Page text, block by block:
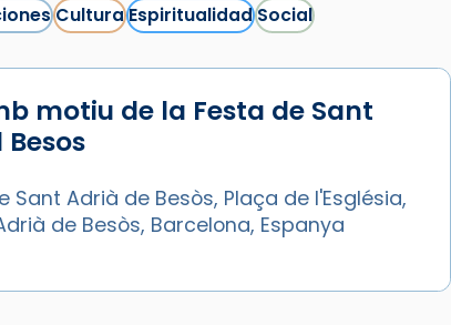
Cargar más...
CulturaEspiritualidadSocial
motiu de la Festa de Sant
Sant Adrià de Besòs, Plaça de l'Església,
de Besòs, Barcelona, Espanya